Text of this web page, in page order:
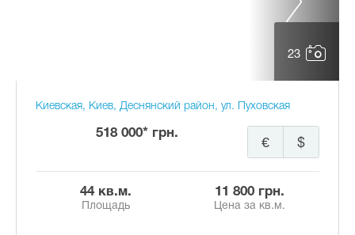
23
Киевская, Киев, Деснянский район, ул. Пуховская
518 000* грн.
$
€
44 кв.м.
Площадь
11 800 грн.
Цена за кв.м.